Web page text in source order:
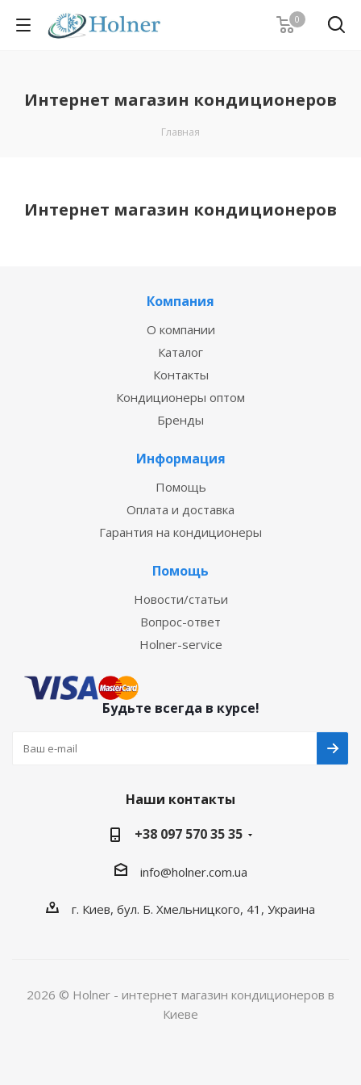
0
Интернет магазин кондиционеров
Главная
Интернет магазин кондиционеров
Компания
О компании
Каталог
Контакты
Кондиционеры оптом
Бренды
Информация
Помощь
Оплата и доставка
Гарантия на кондиционеры
Помощь
Новости/статьи
Вопрос-ответ
Holner-service
Будьте всегда в курсе!
Наши контакты
+38 097 570 35 35
info@holner.com.ua
г. Киев, бул. Б. Хмельницкого, 41, Украина
2026 © Holner - интернет магазин кондиционеров в
Киеве